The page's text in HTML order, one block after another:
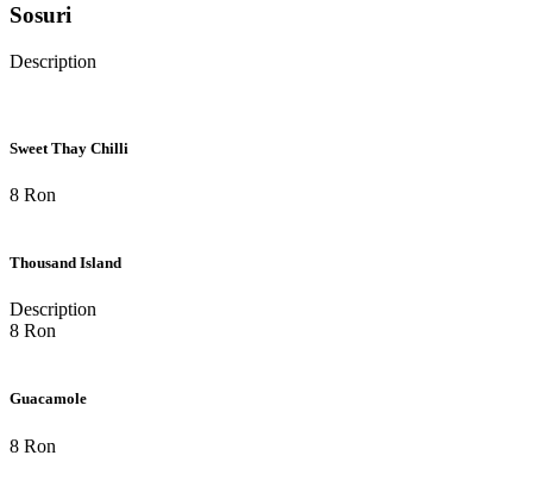
Sosuri
Description
Sweet Thay Chilli
8 Ron
Thousand Island
Description
8 Ron
Guacamole
8 Ron